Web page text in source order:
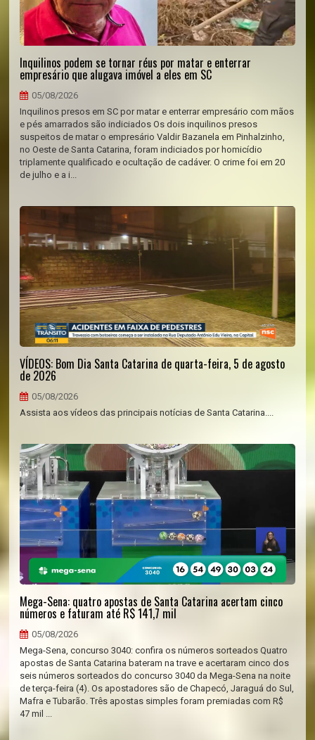
Inquilinos podem se tornar réus por matar e enterrar
empresário que alugava imóvel a eles em SC
05/08/2026
Inquilinos presos em SC por matar e enterrar empresário com mãos
e pés amarrados são indiciados Os dois inquilinos presos
suspeitos de matar o empresário Valdir Bazanela em Pinhalzinho,
no Oeste de Santa Catarina, foram indiciados por homicídio
triplamente qualificado e ocultação de cadáver. O crime foi em 20
de julho e a i...
VÍDEOS: Bom Dia Santa Catarina de quarta-feira, 5 de agosto
de 2026
05/08/2026
Assista aos vídeos das principais notícias de Santa Catarina....
Mega-Sena: quatro apostas de Santa Catarina acertam cinco
números e faturam até R$ 141,7 mil
05/08/2026
Mega-Sena, concurso 3040: confira os números sorteados Quatro
apostas de Santa Catarina bateram na trave e acertaram cinco dos
seis números sorteados do concurso 3040 da Mega-Sena na noite
de terça-feira (4). Os apostadores são de Chapecó, Jaraguá do Sul,
Mafra e Tubarão. Três apostas simples foram premiadas com R$
47 mil ...